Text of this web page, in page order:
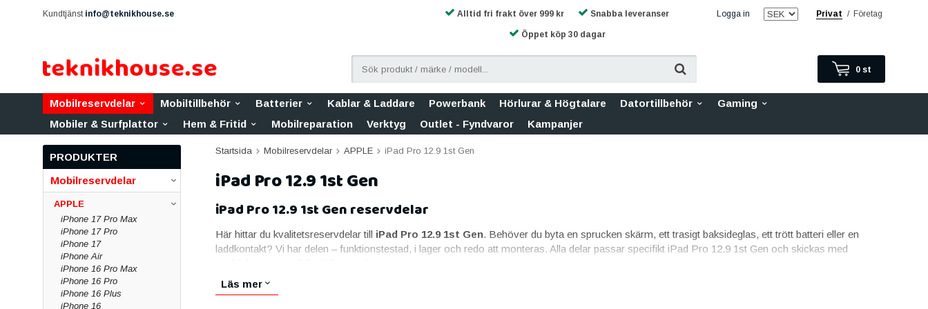
Kundtjänst info@teknikhouse.se Logga in Privat / Företag
Alltid fri frakt över 999 kr Snabba leveranser
Öppet köp 30 dagar
0 st
Mobilreservdelar Mobiltillbehör Batterier Kablar & Laddare Powerbank Hörlurar & Högtalare Datortillbehör
Gaming
Mobiler & Surfplattor
Hem & Fritid Mobilreparation Verktyg Outlet - Fyndvaror Kampanjer
PRODUKTER
Mobilreservdelar
APPLE
iPhone 17 Pro Max
iPhone 17 Pro
iPhone 17
iPhone Air
iPhone 16 Pro Max
iPhone 16 Pro
iPhone 16 Plus
iPhone 16
Startsida Mobilreservdelar APPLE iPad Pro 12.9 1st Gen
iPad Pro 12.9 1st Gen
iPad Pro 12.9 1st Gen reservdelar
Här hittar du kvalitetsreservdelar till iPad Pro 12.9 1st Gen. Behöver du byta en sprucken skärm, ett trasigt baksideglas, ett trött batteri eller en
laddkontakt? Vi har delen – funktionstestad, i lager och redo att monteras. Alla delar passar specifikt iPad Pro 12.9 1st Gen och skickas med
Skärmar till iPad Pro 12.9 1st Gen
Läs mer